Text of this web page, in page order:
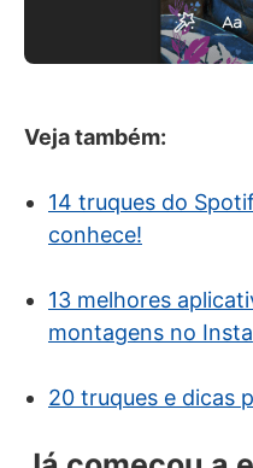
Veja também:
14 truques do
conhece!
13 melhores
montagens no
20 truques e dicas